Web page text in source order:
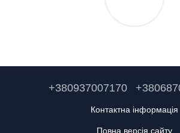
+380937007170
Контактна інформація
Повна версія сайту